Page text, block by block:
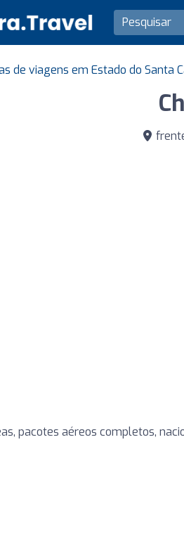
de viagens em Estado do Santa
pacotes aéreos completos,